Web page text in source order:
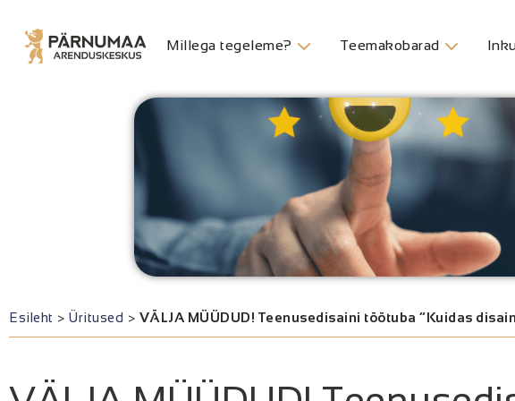
Millega tegeleme? Teemakobarad
Esileht > Üritused > VÄLJA MÜÜDUD! Teenusedisaini töötuba “Kuidas